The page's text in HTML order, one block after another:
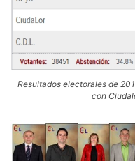
Resultados electorales de
con